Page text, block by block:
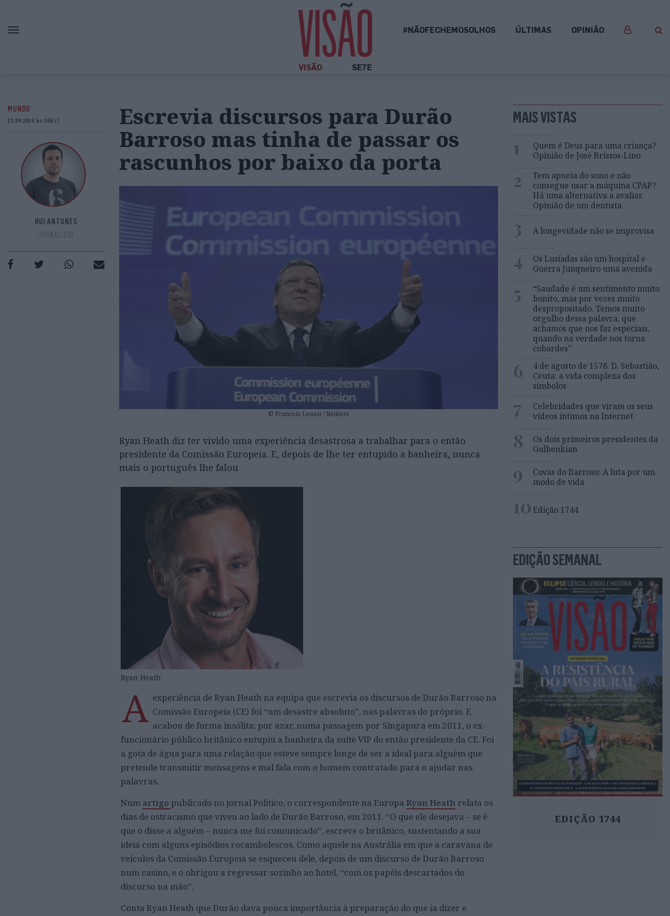
#NÃOFECHEMOSOLHOS ÚLTIMAS OPINIÃO
VISÃO SE7E
MUNDO
13.09.2016 às 16h57
RUI ANTUNES
JORNALISTA
Escrevia discursos para Durão
Barroso mas tinha de passar os
rascunhos por baixo da porta
© Francois Lenoir / Reuters
Ryan Heath diz ter vivido uma experiência desastrosa a trabalhar para o então
presidente da Comissão Europeia. E, depois de lhe ter entupido a banheira, nunca
mais o português lhe falou
Ryan Heath
A experiência de Ryan Heath na equipa que escrevia os discursos de Durão Barroso na
Comissão Europeia (CE) foi “um desastre absoluto”, nas palavras do próprio. E
acabou de forma insólita: por azar, numa passagem por Singapura em 2011, o ex-
funcionário público britânico entupiu a banheira da suíte VIP do então presidente da CE. Foi
a gota de água para uma relação que esteve sempre longe de ser a ideal para alguém que
pretende transmitir mensagens e mal fala com o homem contratado para o ajudar nas
palavras.
Num artigo publicado no jornal Politico, o correspondente na Europa Ryan Heath relata os
dias de ostracismo que viveu ao lado de Durão Barroso, em 2011. “O que ele desejava – se é
que o disse a alguém – nunca me foi comunicado”, escreve o britânico, sustentando a sua
ideia com alguns episódios rocambolescos. Como aquele na Austrália em que a caravana de
veículos da Comissão Europeia se esqueceu dele, depois de um discurso de Durão Barroso
num casino, e o obrigou a regressar sozinho ao hotel, “com os papéis descartados do
discurso na mão”.
Conta Ryan Heath que Durão dava pouca importância à preparação do que ia dizer e
MAIS VISTAS
1
Quem é Deus para uma criança?
Opinião de José Brissos-Lino
2
Tem apneia do sono e não
consegue usar a máquina CPAP?
Há uma alternativa a avaliar.
Opinião de um dentista
3 A longevidade não se improvisa
4
Os Lusíadas são um hospital e
Guerra Junqueiro uma avenida
5
“Saudade é um sentimento muito
bonito, mas por vezes muito
despropositado. Temos muito
orgulho dessa palavra, que
achamos que nos faz especiais,
quando na verdade nos torna
cobardes’’
6
4 de agosto de 1578. D. Sebastião,
Ceuta: a vida complexa dos
símbolos
7
Celebridades que viram os seus
vídeos íntimos na Internet
8
Os dois primeiros presidentes da
Gulbenkian
9
Covas do Barroso: A luta por um
modo de vida
10Edição 1744
EDIÇÃO SEMANAL
EDIÇÃO 1744